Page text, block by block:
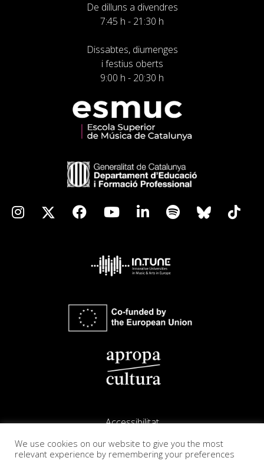
De dilluns a divendres
7:45 h - 21:30 h
Dissabtes, diumenges
i festius oberts
9:00 h - 20:30 h
Accessibilitat
Avís legal
We use cookies on our website to give you the most
relevant experience by remembering your preferences